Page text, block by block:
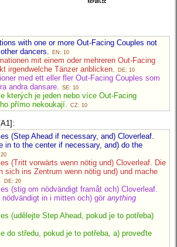
with one or more Out-Facing Couples not
dancers.
EN: 10
mit einem oder mehreren Out-Facing
irgendwelche Tänzer anblicken.
DE: 10
med ett eller fler Out-Facing Couples som
andra dansare.
SE: 10
kterých je jeden nebo více Out-Facing
přímo nekoukají.
CZ: 10
[A1]:
(Step Ahead if necessary, and) Cloverleaf.
in to the center if necessary, and) do the
(Tritt vorwärts wenn nötig und) Cloverleaf. Die
sich ins Zentrum wenn nötig und) und mache
DE: 20
(stig om nödvändigt framåt och) Cloverleaf.
nödvändigt in i mitten och) gör anything
(udělejte Step Ahead, pokud je to potřeba)
do středu, pokud je to potřeba, a) proveďte